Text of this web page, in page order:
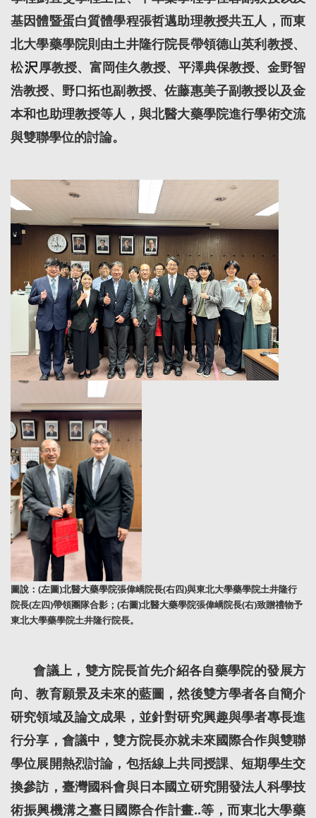
基因體暨蛋白質體學程張哲邁助理教授共五人，而東
北大學藥學院則由土井隆行院長帶領德山英利教授、
松
厚教授、富岡佳久教授、平澤典保教授、金野智
浩教授、野口拓也副教授、佐藤惠美子副教授以及金
本和也助理教授等人，與北醫大藥學院進行學術交流
與雙聯學位的討論。
圖說：(左圖)北醫大藥學院張偉嶠院長(右四)與東北大學藥學院土井隆行
院長(左四)帶領團隊合影；(右圖)北醫大藥學院張偉嶠院長(右)致贈禮物予
東北大學藥學院土井隆行院長。
會議上，雙方院長首先介紹各自藥學院的發展方
向、教育願景及未來的藍圖，然後雙方學者各自簡介
研究領域及論文成果，並針對研究興趣與學者專長進
行分享，會議中，雙方院長亦就未來國際合作與雙聯
學位展開熱烈討論，包括線上共同授課、短期學生交
換參訪，臺灣國科會與日本國立研究開發法人科學技
術振興機溝之臺日國際合作計畫..等，而東北大學藥